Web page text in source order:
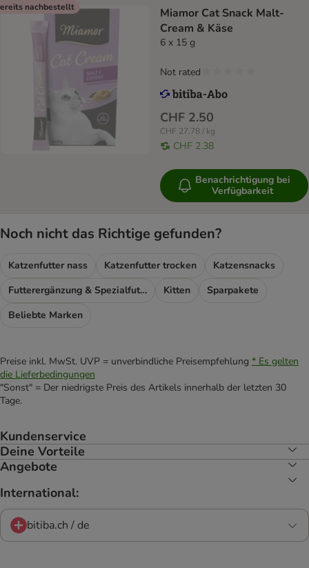
nachbestellt
Miamor Cat Snack Malt-
Cream & Käse
6 x 15 g
CHF 2.50
CHF 27.78 / kg
CHF 2.38
Not rated
Benachrichtigung bei
Verfügbarkeit
Noch nicht das Richtige gefunden?
Katzenfutter nass Katzenfutter trocken
Katzensnacks
Futterergänzung & Spezialfutter
Kitten
Sparpakete
Beliebte Marken
Preise inkl. MwSt. UVP = unverbindliche Preisempfehlung * Es gelten
die Lieferbedingungen
"Sonst" = Der niedrigste Preis des Artikels innerhalb der letzten 30
Tage.
Kundenservice
Deine Vorteile
Angebote
International:
bitiba.ch / de